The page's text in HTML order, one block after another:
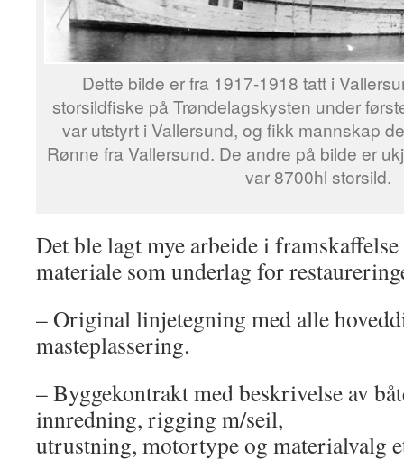
Dette bilde er fra 1917-1918 tatt i
storsildfiske på Trøndelagskysten under
var utstyrt i Vallersund, og fikk mannskap
Rønne fra Vallersund. De andre på bilde er
var 8700hl storsild.
Det ble lagt mye arbeide i
materiale som underlag for
– Original linjetegning med alle
masteplassering.
– Byggekontrakt med beskrivelse av
innredning, rigging m/seil,
utrustning, motortype og materialvalg